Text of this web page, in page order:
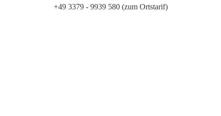
+49 3379 - 9939 580 (zum Ortstarif)